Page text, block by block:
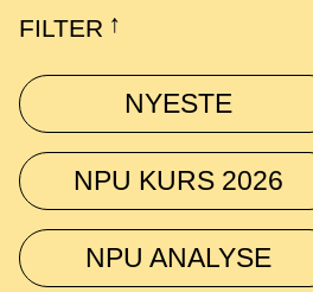
SØK →
FILTER ↓
NYESTE
NPU KURS 2026
NPU ANALYSE